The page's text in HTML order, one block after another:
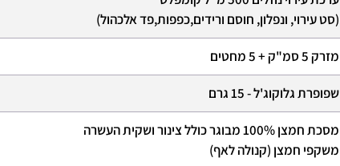
(סט עירוי, ונפלון, חוסם ורידים,כפפות,פד אלכהול)
מזרק 5 סמ"ק + 5 מחטים
שפופרת גלוקוג'ל - 15 גרם
מסכת חמצן 100% מבוגר כולל צינור ושקית העשרה
משקפי חמצן (קנולה לאף)